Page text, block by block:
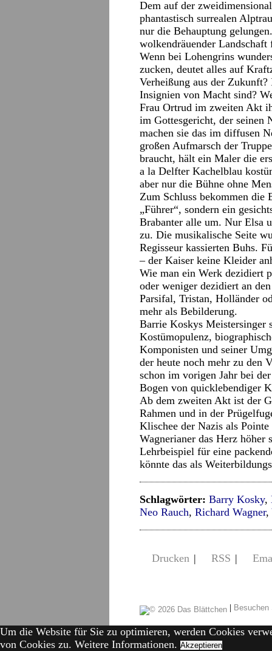
Dem auf der
phantastisch surrealen
nur die Behauptung
wolkendräuender
Wenn bei Lohengrins
zucken, deutet alles auf
Verheißung aus der
Insignien von Macht sind?
Frau Ortrud im zweiten Akt
im Gottesgericht, der seinen
machen sie das im diffusen
großen Aufmarsch der
braucht, hält ein Maler die
a la Delfter Kachelblau
aber nur die Bühne ohne
Zum Schluss bekommen die
„Führer“, sondern ein
Brabanter alle um. Nur Elsa
zu. Die musikalische Seite
Regisseur kassierten Buhs.
– der Kaiser keine Kleider
Wie man ein Werk dezidiert
oder weniger dezidiert an
Parsifal, Tristan, Holländer
mehr als Bebilderung.
Barrie Koskys Meistersinger
Kostümopulenz,
Komponisten und seiner
der heute noch mehr zu den
schon im vorigen Jahr bei
Bogen von quicklebendiger
Ab dem zweiten Akt ist der
Rahmen und in der
Klischee der Nazis als
Wagnerianer das Herz höher
Lehrbeispiel für eine
könnte das als
Schlagwörter: Barry Kosky,
Neo Rauch, Richard Wagner,
Drucken | RSS |
|
Um die Website für Sie zu optimieren, werden Cookies
von Cookies zu. Weitere Informationen. Akzeptieren